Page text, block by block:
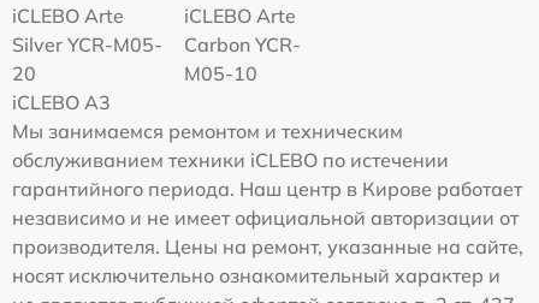
iCLEBO Arte
Silver YCR-M05-
20
iCLEBO Arte
Carbon YCR-
M05-10
iCLEBO A3
Мы занимаемся ремонтом и техническим
обслуживанием техники iCLEBO по истечении
гарантийного периода. Наш центр в Кирове работает
независимо и не имеет официальной авторизации от
производителя. Цены на ремонт, указанные на сайте,
носят исключительно ознакомительный характер и